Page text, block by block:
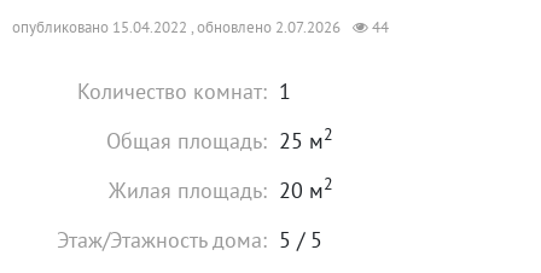
опубликовано 15.04.2022 , обновлено 2.07.2026 44
Количество комнат: 1
Общая площадь: 25 м2
Жилая площадь: 20 м2
Этаж/Этажность дома: 5 / 5